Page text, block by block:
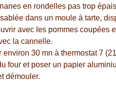
en rondelles pas trop
dans un moule à tarte,
avec les pommes coupées
la cannelle.
environ 30 mn à thermostat 7
four et poser un papier
démouler.